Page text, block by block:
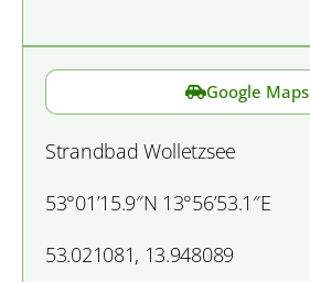
Google Maps
Strandbad Wolletzsee
53°01’15.9″N 13°56’53.1″E
53.021081, 13.948089